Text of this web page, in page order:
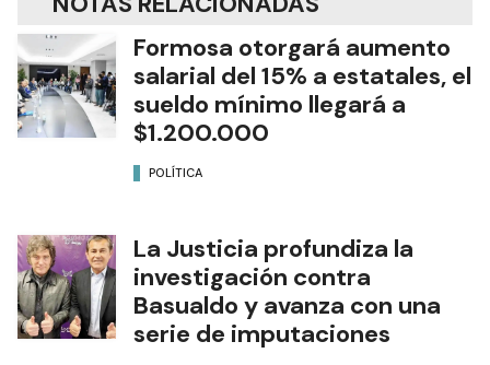
Formosa otorgará aumento
salarial del 15% a estatales, el
sueldo mínimo llegará a
$1.200.000
POLÍTICA
La Justicia profundiza la
investigación contra
Basualdo y avanza con una
serie de imputaciones